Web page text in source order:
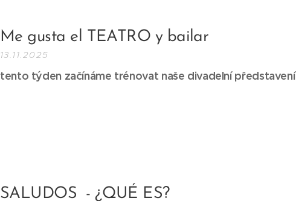
Me gusta el TEATRO y bailar
13.11.2025
tento týden začínáme trénovat naše divadelní představení
SALUDOS - ¿QUÉ ES?